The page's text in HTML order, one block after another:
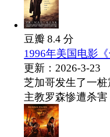
豆瓣 8.4 分
1996年美国电影
更新：2026-3-23
芝加哥发生了一
主教罗森惨遭杀